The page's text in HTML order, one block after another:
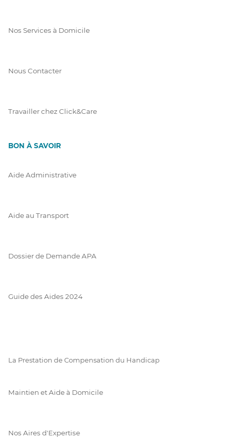
Nos Services à Domicile
Nous Contacter
Travailler chez Click&Care
BON À SAVOIR
Aide Administrative
Aide au Transport
Dossier de Demande APA
Guide des Aides 2024
La Prestation de Compensation du Handicap
Maintien et Aide à Domicile
Nos Aires d'Expertise